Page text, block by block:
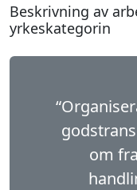
Beskrivning av
yrkeskategorin
om